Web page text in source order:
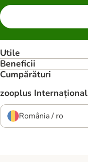
Utile
Beneficii
Cumpărături
zooplus Internațional
România / ro